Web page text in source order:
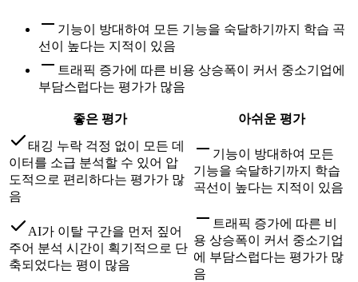
기능이 방대하여 모든 기능을 숙달하기까지 학습 곡
선이 높다는 지적이 있음
트래픽 증가에 따른 비용 상승폭이 커서 중소기업에
부담스럽다는 평가가 많음
좋은 평가
아쉬운 평가
태깅 누락 걱정 없이 모든 데
이터를 소급 분석할 수 있어 압
도적으로 편리하다는 평가가 많
음
기능이 방대하여 모든
기능을 숙달하기까지 학습
곡선이 높다는 지적이 있음
AI가 이탈 구간을 먼저 짚어
주어 분석 시간이 획기적으로 단
축되었다는 평이 많음
트래픽 증가에 따른 비
용 상승폭이 커서 중소기업
에 부담스럽다는 평가가 많
음